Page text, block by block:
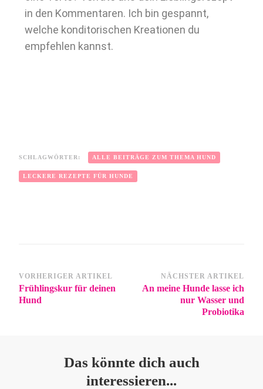
in den Kommentaren. Ich bin gespannt,
welche konditorischen Kreationen du
empfehlen kannst.
SCHLAGWÖRTER: ALLE BEITRÄGE ZUM THEMA HUND
LECKERE REZEPTE FÜR HUNDE
VORHERIGER ARTIKEL
Frühlingskur für deinen
Hund
NÄCHSTER ARTIKEL
An meine Hunde lasse ich
nur Wasser und
Probiotika
Das könnte dich auch
interessieren...